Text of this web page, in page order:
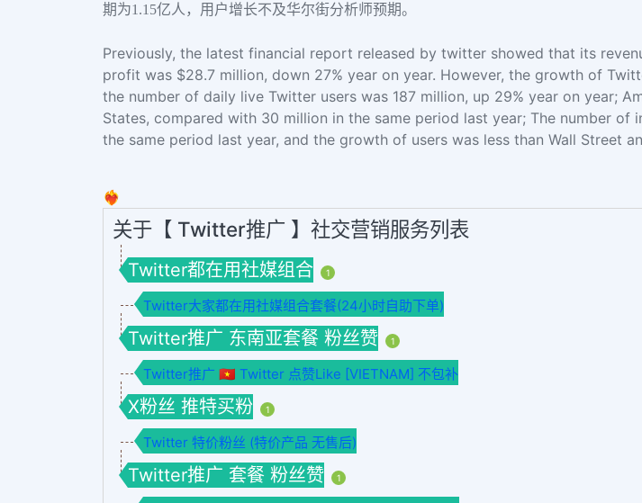
期为1.15亿人，用户增长不及华尔街分析师预期。
Previously, the latest financial report released by twitter showed that its
profit was $28.7 million, down 27% year on year. However, the growth of
the number of daily live Twitter users was 187 million, up 29% year on year;
States, compared with 30 million in the same period last year; The number
the same period last year, and the growth of users was less than Wall Street
❤️‍🔥
关于【 Twitter推广 】社交营销服务列表
Twitter都在用社媒组合 1
Twitter大家都在用社媒组合套餐(24小时自助下单)
Twitter推广 东南亚套餐 粉丝赞 1
Twitter推广 🇻🇳 Twitter 点赞Like [VIETNAM] 不包补
X粉丝 推特买粉 1
Twitter 特价粉丝 (特价产品 无售后)
Twitter推广 套餐 粉丝赞 1